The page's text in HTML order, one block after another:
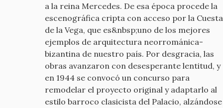
a la reina Mercedes. De esa época procede la
escenográfica cripta con acceso por la Cuesta
de la Vega, que es&nbsp;uno de los mejores
ejemplos de arquitectura neorrománica-
bizantina de nuestro país. Por desgracia, las
obras avanzaron con desesperante lentitud, y
en 1944 se convocó un concurso para
remodelar el proyecto original y adaptarlo al
estilo barroco clasicista del Palacio, alzándose